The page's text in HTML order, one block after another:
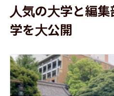
人気の大学と編
学を大公開